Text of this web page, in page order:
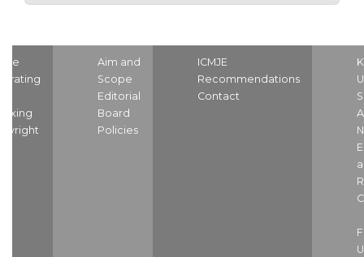
Aim and
Scope
Editorial
Board
Policies
ICMJE
Recommendations
Contact